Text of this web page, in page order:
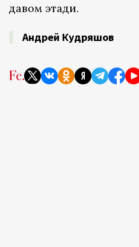
давом этади.
Андрей Кудряшов